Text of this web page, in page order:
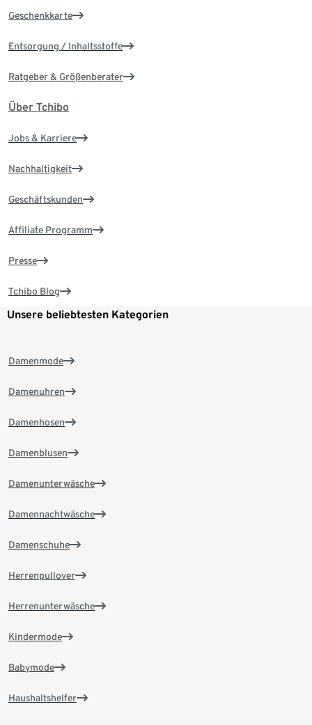
Geschenkkarte
Entsorgung / Inhaltsstoffe
Ratgeber & Größenberater
Über Tchibo
Jobs & Karriere
Nachhaltigkeit
Geschäftskunden
Affiliate Programm
Presse
Tchibo Blog
Unsere beliebtesten Kategorien
Damenmode
Damenuhren
Damenhosen
Damenblusen
Damenunterwäsche
Damennachtwäsche
Damenschuhe
Herrenpullover
Herrenunterwäsche
Kindermode
Babymode
Haushaltshelfer